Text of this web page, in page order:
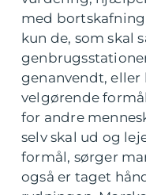
med
kun de, som skal
genanvendt, eller
velgørende
for andre
selv skal ud og
formål, sørger
også er taget